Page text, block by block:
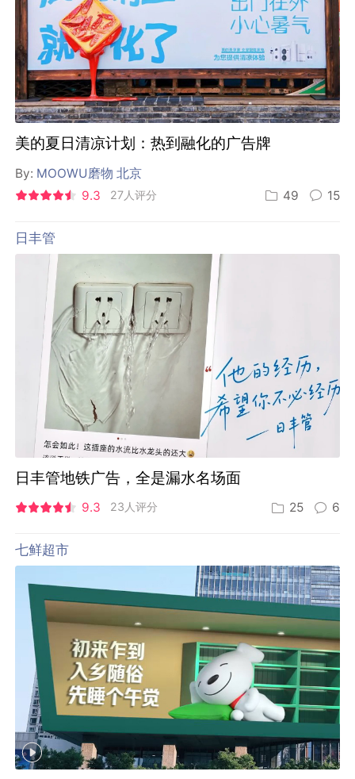
美的夏日清凉计划：热到融化的广告牌
By: MOOWU磨物 北京
9.3
27人评分 49 15
日丰管
日丰管地铁广告，全是漏水名场面
9.3 23人评分 25 6
七鲜超市